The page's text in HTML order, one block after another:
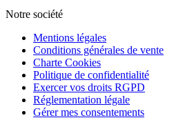
Notre société
Mentions légales
Conditions générales de vente
Charte Cookies
Politique de confidentialité
Exercer vos droits RGPD
Réglementation légale
Gérer mes consentements